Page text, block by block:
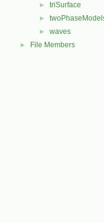
► triSurface
►
► waves
► File Members